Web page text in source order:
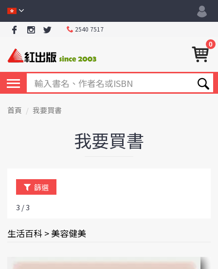
2540 7517
0
首頁 我要買書
我要買書
篩選
3 / 3
生活百科 > 美容健美